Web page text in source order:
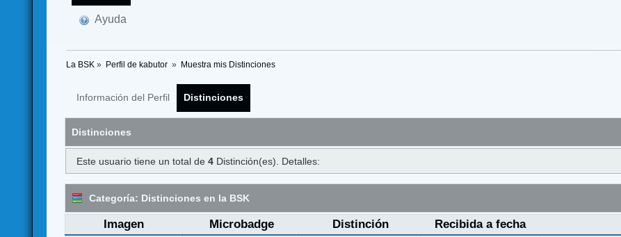
Ayuda
La BSK » Perfil de kabutor » Muestra mis Distinciones
Información del Perfil Distinciones
Distinciones
Este usuario tiene un total de 4Distinción(es). Detalles:
Categoría: Distinciones en la BSK
Imagen Microbadge Distinción Recibida a fecha